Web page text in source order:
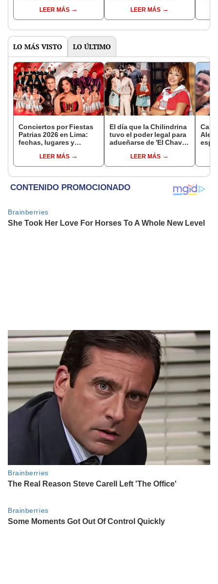
difamarlo, según Jorge
Ugarte
LEER MÁS
Sánchez: "Jamás estaré
de acuerdo"
LEER MÁS
"Salí
LO MÁS VISTO LO ÚLTIMO
Conciertos por Fiestas
Patrias 2026 en Lima:
fechas, lugares y
Serrano, Deyvis Orosco,
Vibra Perú 2026 y más
LEER MÁS
El día que la Chilindrina
tuvo el poder legal para
adueñarse de 'El Chavo
hacerloLEER MÁS